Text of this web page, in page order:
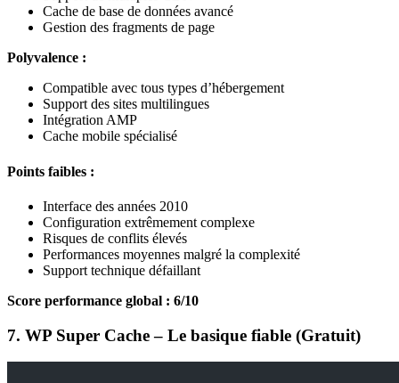
Cache de base de données avancé
Gestion des fragments de page
Polyvalence :
Compatible avec tous types d’hébergement
Support des sites multilingues
Intégration AMP
Cache mobile spécialisé
Points faibles :
Interface des années 2010
Configuration extrêmement complexe
Risques de conflits élevés
Performances moyennes malgré la complexité
Support technique défaillant
Score performance global : 6/10
7. WP Super Cache – Le basique fiable (Gratuit)